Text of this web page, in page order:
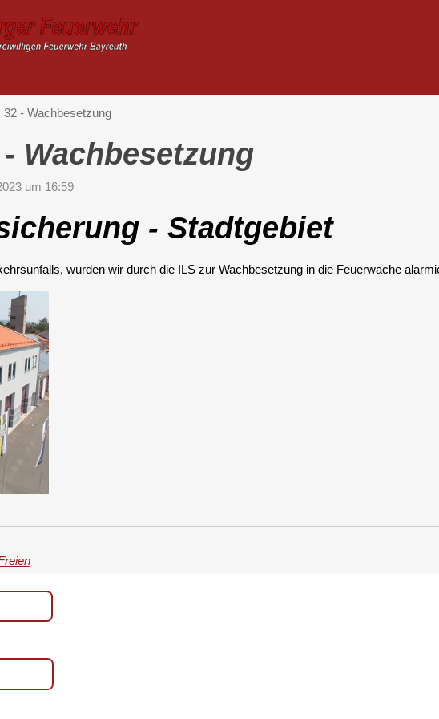
32 - Wachbesetzung
Wachbesetzung
um 16:59
- Stadtgebiet
wurden wir durch die ILS zur Wachbesetzung in die Feuerwache